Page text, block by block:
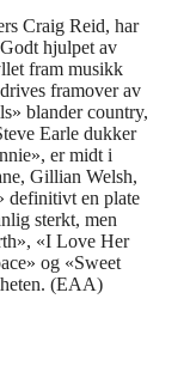
Craig Reid, har
hjulpet av
fram musikk
framover av
blander country,
Earle dukker
er midt i
Gillian Welsh,
definitivt en plate
sterkt, men
«I Love Her
og «Sweet
(EAA)